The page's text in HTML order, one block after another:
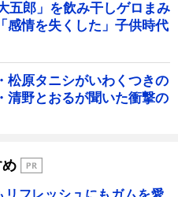
五郎」を飲み干しゲロまみ
情を失くした」子供時代
松原タニシがいわくつきの
野とおるが聞いた衝撃の
リフレッシュにもガムを愛